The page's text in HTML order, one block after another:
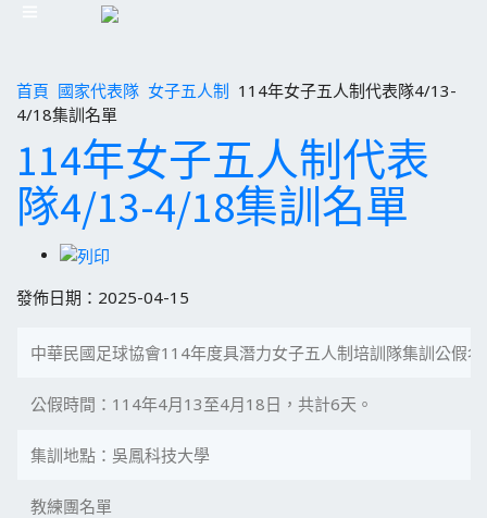
首頁 國家代表隊 女子五人制 114年女子五人制代表隊4/13-
4/18集訓名單
114年女子五人制代表
隊4/13-4/18集訓名單
發佈日期：2025-04-15
中華民國足球協會114年度具潛力女子五人制培訓隊集訓公假
公假時間：114年4月13至4月18日，共計6天。
集訓地點：吳鳳科技大學
教練團名單